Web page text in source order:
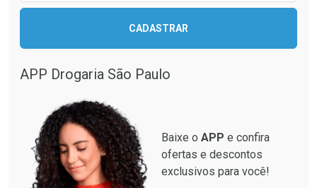
CADASTRAR
APP Drogaria São Paulo
Baixe o APP e confira
ofertas e descontos
exclusivos para você!